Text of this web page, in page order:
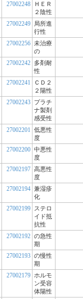
27002248
ＨＥＲ
２陰性
27002249 局所進
行性
27002256 未治療
の
27002242 多剤耐
性
27002241
ＣＤ２
２陽性
27002243 プラチ
ナ製剤
感受性
27002201 低悪性
度
27002200 中悪性
度
27002197 高悪性
度
27002194 兼湿疹
化
27002199 ステロ
イド抵
抗性
27002192 の急性
期
27002193 の慢性
期
27002179 ホルモ
ン受容
体陽性